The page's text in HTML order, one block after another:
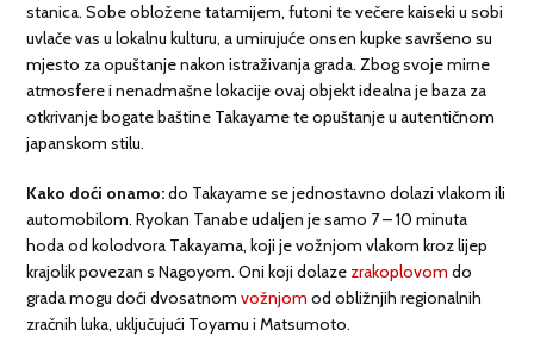
stanica. Sobe obložene tatamijem, futoni te večere kaiseki u sobi
uvlače vas u lokalnu kulturu, a umirujuće onsen kupke savršeno su
mjesto za opuštanje nakon istraživanja grada. Zbog svoje mirne
atmosfere i nenadmašne lokacije ovaj objekt idealna je baza za
otkrivanje bogate baštine Takayame te opuštanje u autentičnom
japanskom stilu.
Kako doći onamo:do Takayame se jednostavno dolazi vlakom ili
automobilom. Ryokan Tanabe udaljen je samo 7 – 10 minuta
hoda od kolodvora Takayama, koji je vožnjom vlakom kroz lijep
krajolik povezan s Nagoyom. Oni koji dolaze zrakoplovom do
grada mogu doći dvosatnomvožnjom od obližnjih regionalnih
zračnih luka, uključujući Toyamu i Matsumoto.